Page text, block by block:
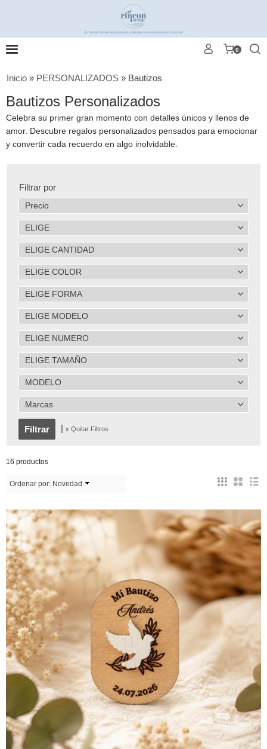
0
Inicio » PERSONALIZADOS » Bautizos
Bautizos Personalizados
Celebra su primer gran momento con detalles únicos y llenos de
amor. Descubre regalos personalizados pensados para emocionar
y convertir cada recuerdo en algo inolvidable.
Filtrar por
Precio
ELIGE
ELIGE CANTIDAD
ELIGE COLOR
ELIGE FORMA
ELIGE MODELO
ELIGE NUMERO
ELIGE TAMAÑO
MODELO
Marcas
| x Quitar Filtros
16 productos
Ordenar por: Novedad